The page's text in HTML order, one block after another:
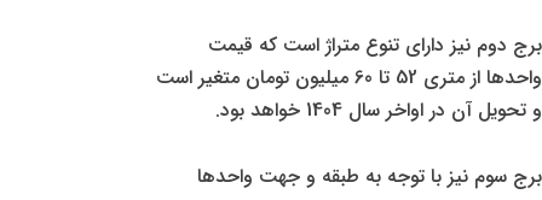
برج دوم نیز دارای تنوع متراژ است که قیمت
واحدها از متری 52 تا 60 میلیون تومان متغیر است
و تحویل آن در اواخر سال 1404 خواهد بود.
برج سوم نیز با توجه به طبقه و جهت واحدها